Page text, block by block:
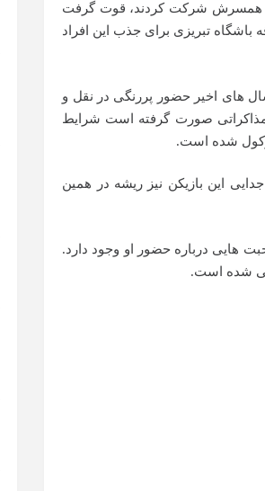
ختم همسرش شرکت کردند، قوت گرفت
تبریزی برای جذب این افراد
های اخیر حضور پررنگی در نقل و
مذاکراتی صورت گرفته است شرایط
شده است.
این بازیکن نیز ریشه در همین
هایی درباره حضور او وجود دارد.
شده است.